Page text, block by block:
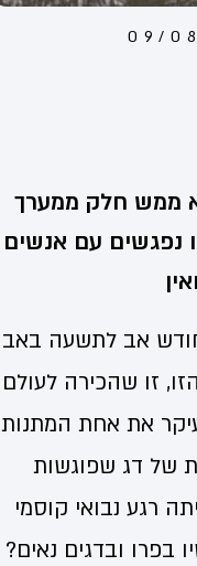
09/
ממש חלק ממערך
נפגשים עם אנשים
אב לתשעה באב
זו שהכירה לעולם
את אחת המתנות
של דג שפוגשות
רגע נבואי קוסמי
בפרו ובדגים נאים?